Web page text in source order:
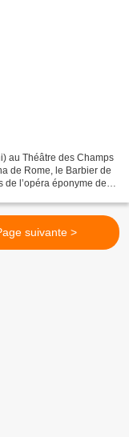
au Théâtre des Champs
de Rome, le Barbier de
l’opéra éponyme de
suivante >